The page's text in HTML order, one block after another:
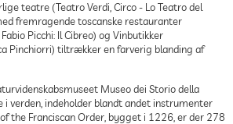
teatre (Teatro Verdi, Circo - Lo Teatro del
fremragende toscanske restauranter
Picchi: Il Cibreo) og Vinbutikker
Pinchiorri) tiltrækker en farverig blanding af
Museo dei Storio della
i verden, indeholder blandt andet instrumenter
the Franciscan Order, bygget i 1226, er der 278